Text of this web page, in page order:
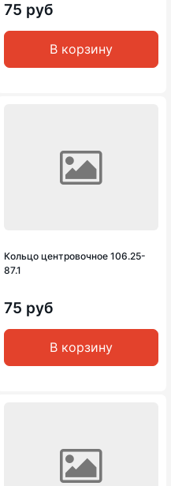
75 руб
В корзину
Кольцо центровочное 106.25-
87.1
75 руб
В корзину